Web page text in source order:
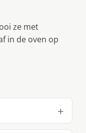
ze met
in de oven op